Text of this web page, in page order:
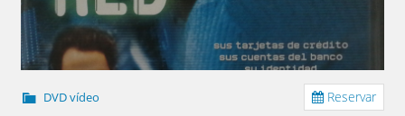
Reservar
DVD vídeo